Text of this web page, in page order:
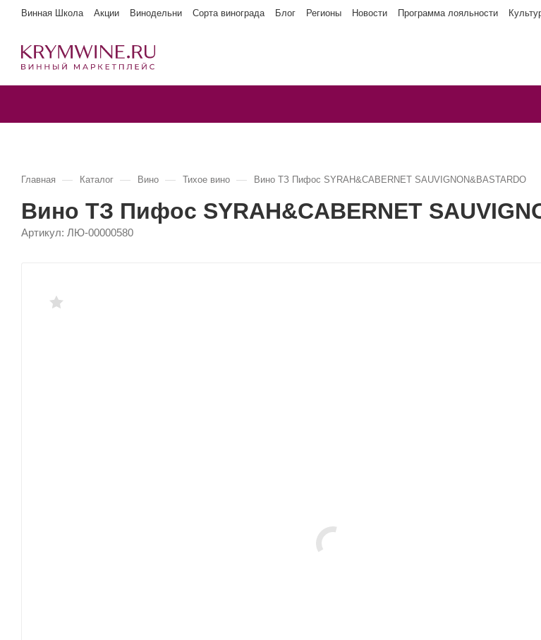
Винная Школа Акции Винодельни Сорта винограда Блог Регионы Новости Программа лояльности
Главная — Каталог — Вино — Тихое вино — Вино ТЗ Пифос SYRAH&CABERNET SAUVIGNON&BASTARDO
Вино ТЗ Пифос SYRAH&CABERNET
Артикул: ЛЮ-00000580